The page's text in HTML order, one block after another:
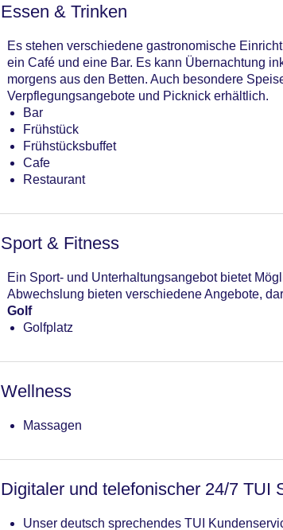
Haustiere: gegen Gebühr
Sonnenterrasse
Gesamtanzahl der Stockwerke: 4
Gesamtanzahl der Zimmer: 35
Zahlungsarten: American Express, Diners
Landeskategorie: 3 Sterne
Essen & Trinken
Es stehen verschiedene gastronomische
ein Café und eine Bar. Es kann Übernachtung
morgens aus den Betten. Auch besondere
Verpflegungsangebote und Picknick erhältlich.
Bar
Frühstück
Frühstücksbuffet
Cafe
Restaurant
Sport & Fitness
Ein Sport- und Unterhaltungsangebot bietet
Abwechslung bieten verschiedene Angebote,
Golf
Golfplatz
Wellness
Massagen
Digitaler und telefonischer 24/7 TUI
Unser deutsch sprechendes TUI